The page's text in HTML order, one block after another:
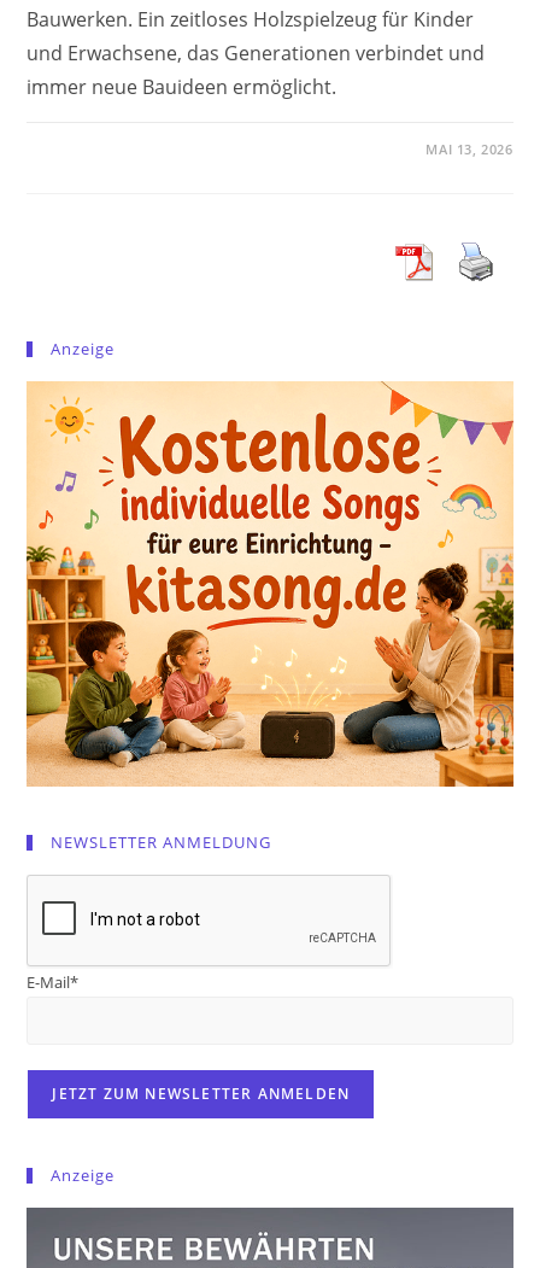
Bauwerken. Ein zeitloses Holzspielzeug für Kinder
und Erwachsene, das Generationen verbindet und
immer neue Bauideen ermöglicht.
MAI 13, 2026
Anzeige
NEWSLETTER ANMELDUNG
E-Mail*
Anzeige